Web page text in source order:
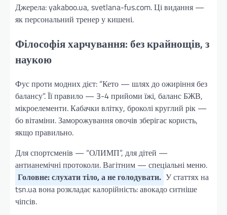
Джерела: yakaboo.ua, svetlana-fus.com. Ці видання —
як персональний тренер у кишені.
Філософія харчування: без крайнощів, з
наукою
Фус проти модних дієт: “Кето — шлях до ожиріння без
балансу”. Її правило — 3-4 прийоми їжі, баланс БЖВ,
мікроелементи. Кабачки влітку, броколі круглий рік —
бо вітаміни. Заморожування овочів зберігає користь,
якщо правильно.
Для спортсменів — “ОЛИМП”, для дітей —
антианемічні протоколи. Вагітним — спеціальні меню.
Головне: слухати тіло, а не голодувати. У статтях на
tsn.ua вона розкладає калорійність: авокадо ситніше
чіпсів.